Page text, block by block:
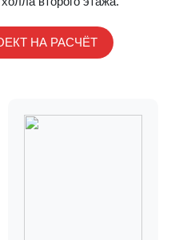
НА РАСЧЁТ